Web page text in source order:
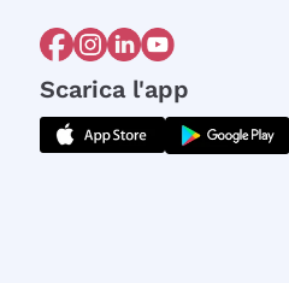
Scarica l'app